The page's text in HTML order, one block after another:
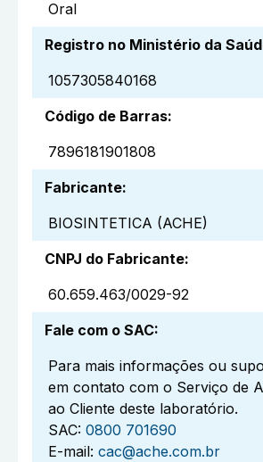
Oral
Registro no Ministério da
1057305840168
Código de Barras:
7896181901808
Fabricante:
BIOSINTETICA (ACHE)
CNPJ do Fabricante:
60.659.463/0029-92
Fale com o SAC:
Para mais informações ou
em contato com o Serviço de
ao Cliente deste laboratório.
SAC: 0800 701690
E-mail: cac@ache.com.br